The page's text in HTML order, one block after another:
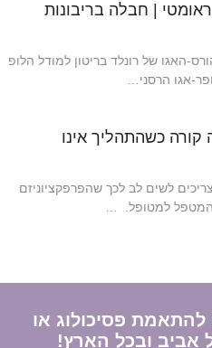
| חבלה בריבונות
האגו של רונלד בריטון למודל הלופ
אגו הרסני…
קורה כשהתהליך אינו
לשים לב לכך שהפרפקציוניזם
המטפל למטופל. …
להתאמת פסיכולוג או
אביב ובכל הארץ!